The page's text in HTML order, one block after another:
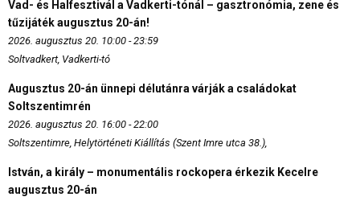
Vad- és Halfesztivál a Vadkerti-tónál – gasztronómia, zene és
tűzijáték augusztus 20-án!
2026. augusztus 20. 10:00 - 23:59
Soltvadkert, Vadkerti-tó
Augusztus 20-án ünnepi délutánra várják a családokat
Soltszentimrén
2026. augusztus 20. 16:00 - 22:00
Soltszentimre, Helytörténeti Kiállítás (Szent Imre utca 38.),
István, a király – monumentális rockopera érkezik Kecelre
augusztus 20-án